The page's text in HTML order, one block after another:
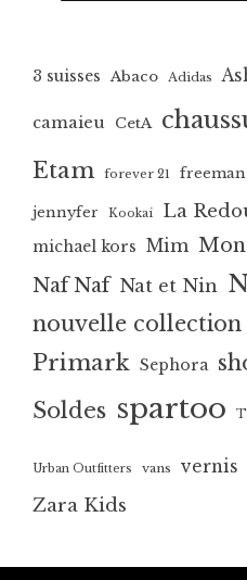
3 suisses Abaco Adidas
camaieu CetA
Etam forever 21
jennyfer Kookai La
michael kors Mim
Naf Naf Nat et Nin
nouvelle collection
Primark Sephora
Soldes spartoo
Urban Outfitters vans vernis
Zara Kids